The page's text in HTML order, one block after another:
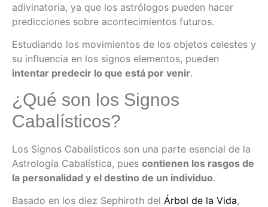
adivinatoria, ya que los astrólogos pueden hacer
predicciones sobre acontecimientos futuros.
Estudiando los movimientos de los objetos celestes y
su influencia en los signos elementos, pueden
intentar predecir lo que está por venir.
¿Qué son los Signos
Cabalísticos?
Los Signos Cabalísticos son una parte esencial de la
Astrología Cabalística, pues contienen los rasgos de
la personalidad y el destino de un individuo.
Basado en los diez Sephiroth del Árbol de la Vida,